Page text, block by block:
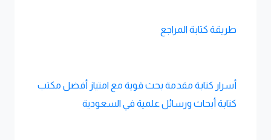
طريقة كتابة المراجع
أسرار كتابة مقدمة بحث قوية مع امتياز أفضل مكتب
كتابة أبحاث ورسائل علمية في السعودية